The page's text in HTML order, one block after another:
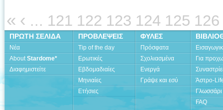
« ‹ ... 121 122 123 124 125 126
ΠΡΩΤΗ ΣΕΛΙΔΑ
Νέα
AboutStardome*
Διαφημιστείτε
ΠΡΟΒΛΕΨΕΙΣ
Tip of the day
Ερωτικές
Εβδομαδιαίες
Μηνιαίες
Ετήσιες
ΦΥΛΕΣ
Πρόσφατα
Σχολιασμένα
Ενεργά
Γράψε και εσύ
Για
Άστρο-
Γλωσσάρι
FAQ